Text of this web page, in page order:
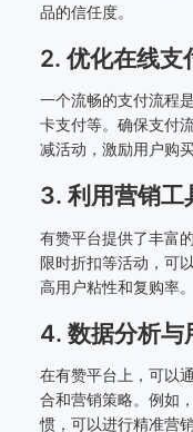
品的信任度。
2. 优化在线支
一个流畅的支付流程
卡支付等。确保支付
减活动，激励用户购
3. 利用营销工
有赞平台提供了丰富
限时折扣等活动，可
高用户粘性和复购率。
4. 数据分析与
在有赞平台上，可以
合和营销策略。例如
惯，可以进行精准营